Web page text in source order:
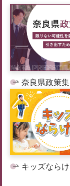
奈良県政策集
キッズなら